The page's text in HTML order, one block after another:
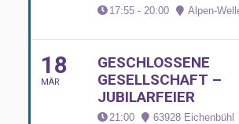
17:55 - 20:00 Alpen-
18
MÄR
GESCHLOSSENE
GESELLSCHAFT –
JUBILARFEIER
21:00 63928 Eichenbühl